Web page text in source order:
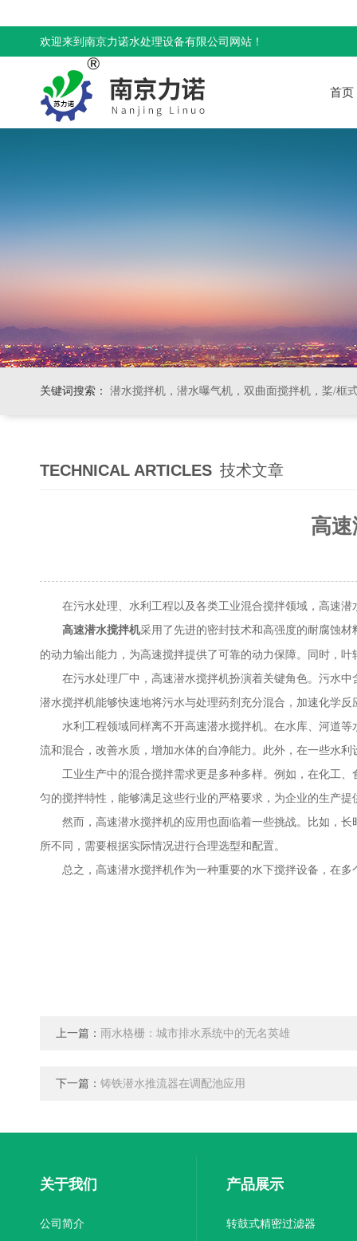
欢迎来到南京力诺水处理设备有限公司网站！
首页
关键词搜索： 潜水搅拌机，潜水曝气机，双曲面搅拌机，桨/框式搅拌
TECHNICAL ARTICLES 技术文章
高
在污水处理、水利工程以及各类工业混合搅拌领域，高速潜
高速潜水搅拌机采用了先进的密封技术和高强度的耐腐蚀
的动力输出能力，为高速搅拌提供了可靠的动力保障。同时，
在污水处理厂中，高速潜水搅拌机扮演着关键角色。污水中
潜水搅拌机能够快速地将污水与处理药剂充分混合，加速化学
水利工程领域同样离不开高速潜水搅拌机。在水库、河道等
流和混合，改善水质，增加水体的自净能力。此外，在一些水
工业生产中的混合搅拌需求更是多种多样。例如，在化工、
匀的搅拌特性，能够满足这些行业的严格要求，为企业的生产提
然而，高速潜水搅拌机的应用也面临着一些挑战。比如，长
所不同，需要根据实际情况进行合理选型和配置。
总之，高速潜水搅拌机作为一种重要的水下搅拌设备，在多
上一篇： 雨水格栅：城市排水系统中的无名英雄
下一篇： 铸铁潜水推流器在调配池应用
关于我们
公司简介
产品展示
转鼓式精密过滤器